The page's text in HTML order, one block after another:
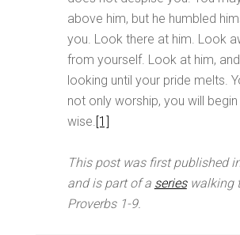
above him, but he humbled
you. Look there at him. Look
from yourself. Look at him,
looking until your pride melts.
not only worship, you will
wise.[1]
This post was first published
and is part of a serieswalking
Proverbs 1-9.